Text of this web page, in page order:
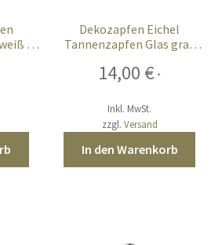
33
Dekozapfen Eichel
Tannenzapfen Glas grau
14,00 € *
Inkl. MwSt.
zzgl. Versand
In den Warenkorb